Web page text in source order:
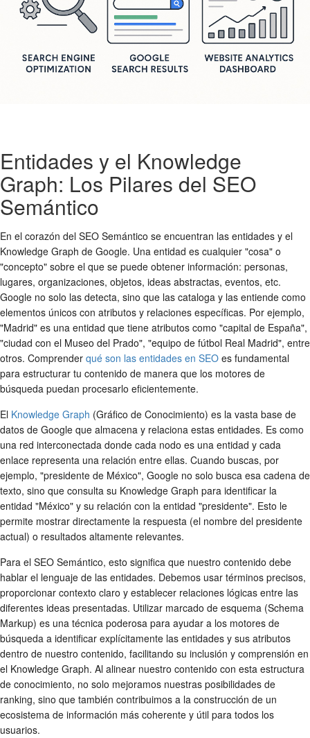
Entidades y el Knowledge
Graph: Los Pilares del SEO
Semántico
En el corazón del SEO Semántico se encuentran las entidades y el
Knowledge Graph de Google. Una entidad es cualquier "cosa" o
"concepto" sobre el que se puede obtener información: personas,
lugares, organizaciones, objetos, ideas abstractas, eventos, etc.
Google no solo las detecta, sino que las cataloga y las entiende como
elementos únicos con atributos y relaciones específicas. Por ejemplo,
"Madrid" es una entidad que tiene atributos como "capital de España",
"ciudad con el Museo del Prado", "equipo de fútbol Real Madrid", entre
otros. Comprender qué son las entidades en SEO es fundamental
para estructurar tu contenido de manera que los motores de
búsqueda puedan procesarlo eficientemente.
El Knowledge Graph (Gráfico de Conocimiento) es la vasta base de
datos de Google que almacena y relaciona estas entidades. Es como
una red interconectada donde cada nodo es una entidad y cada
enlace representa una relación entre ellas. Cuando buscas, por
ejemplo, "presidente de México", Google no solo busca esa cadena de
texto, sino que consulta su Knowledge Graph para identificar la
entidad "México" y su relación con la entidad "presidente". Esto le
permite mostrar directamente la respuesta (el nombre del presidente
actual) o resultados altamente relevantes.
Para el SEO Semántico, esto significa que nuestro contenido debe
hablar el lenguaje de las entidades. Debemos usar términos precisos,
proporcionar contexto claro y establecer relaciones lógicas entre las
diferentes ideas presentadas. Utilizar marcado de esquema (Schema
Markup) es una técnica poderosa para ayudar a los motores de
búsqueda a identificar explícitamente las entidades y sus atributos
dentro de nuestro contenido, facilitando su inclusión y comprensión en
el Knowledge Graph. Al alinear nuestro contenido con esta estructura
de conocimiento, no solo mejoramos nuestras posibilidades de
ranking, sino que también contribuimos a la construcción de un
ecosistema de información más coherente y útil para todos los
usuarios.